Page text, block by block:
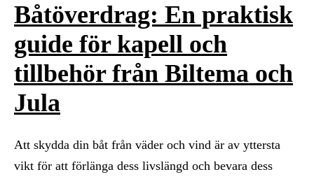
Båtöverdrag: En praktisk
guide för kapell och
tillbehör från Biltema och
Jula
Att skydda din båt från väder och vind är av yttersta
vikt för att förlänga dess livslängd och bevara dess